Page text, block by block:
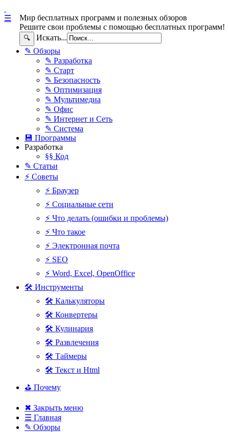
Мир бесплатных программ и полезных обзоров
Решите свои проблемы с помощью бесплатных программ!
🔍 Искать...
☰
✎ Обзоры
✎ Разработка
✎ Старт
✎ Безопасность
✎ Оптимизация
✎ Мультимедиа
✎ Офис
✎ Интернет и Сеть
✎ Система
💾 Программы
Разработка
§§ Код
✎ Статьи
⚡ Советы
⚡ Браузер
⚡ Социальные сети
⚡ Что делать (ошибки и проблемы)
⚡ Что такое
⚡ Электронная почта
⚡ SEO
⚡ Word, Excel, OpenOffice
🛠 Инструменты
🛠 Калькуляторы
🛠 Конвертеры
🛠 Кулинария
🛠 Развлечения
🛠 Таймеры
🛠 Текст и Html
⛳ Почему
✖ Закрыть меню
☰ Главная
✎ Обзоры